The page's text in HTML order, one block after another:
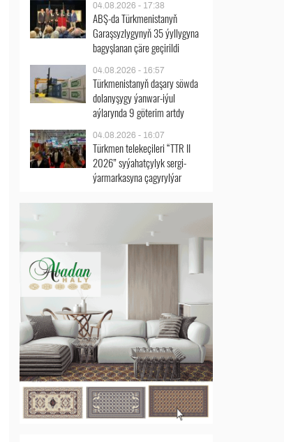
04.08.2026 - 17:38
ABŞ-da Türkmenistanyň
Garaşsyzlygynyň 35 ýyllygyna
bagyşlanan çäre geçirildi
04.08.2026 - 16:57
Türkmenistanyň daşary söwda
dolanyşygy ýanwar-iýul
aýlarynda 9 göterim artdy
04.08.2026 - 16:07
Türkmen telekeçileri “TTR II
2026” syýahatçylyk sergi-
ýarmarkasyna çagyrylýar